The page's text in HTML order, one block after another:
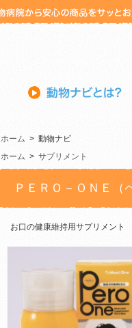
ホーム > 動物ナビ
ホーム > サプリメント
ＰＥＲＯ－ＯＮＥ
お口の健康維持用サプリメント